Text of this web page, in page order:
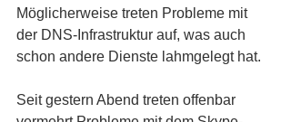
Möglicherweise treten Probleme mit
der DNS-Infrastruktur auf, was auch
schon andere Dienste lahmgelegt hat.
Seit gestern Abend treten offenbar